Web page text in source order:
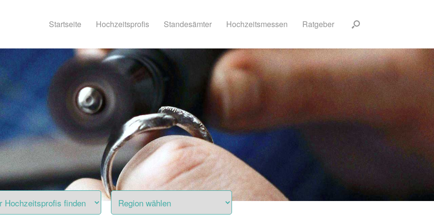
Startseite Hochzeitsprofis Standesämter Hochzeitsmessen Ratgeber